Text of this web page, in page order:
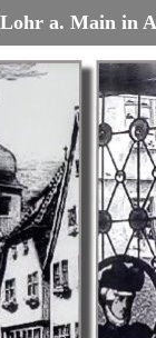
a. Main in